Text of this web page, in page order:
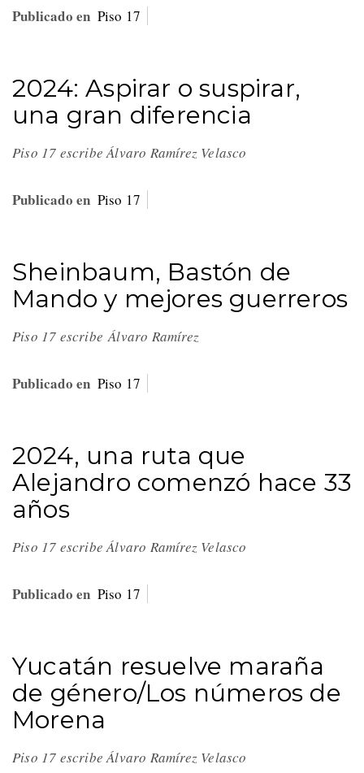
Publicado en Piso 17
2024: Aspirar o suspirar,
una gran diferencia
Piso 17 escribe Álvaro Ramírez Velasco
Publicado en Piso 17
Sheinbaum, Bastón de
Mando y mejores guerreros
Piso 17 escribe Álvaro Ramírez
Publicado en Piso 17
2024, una ruta que
Alejandro comenzó hace 33
años
Piso 17 escribe Álvaro Ramírez Velasco
Publicado en Piso 17
Yucatán resuelve maraña
de género/Los números de
Morena
Piso 17 escribe Álvaro Ramírez Velasco